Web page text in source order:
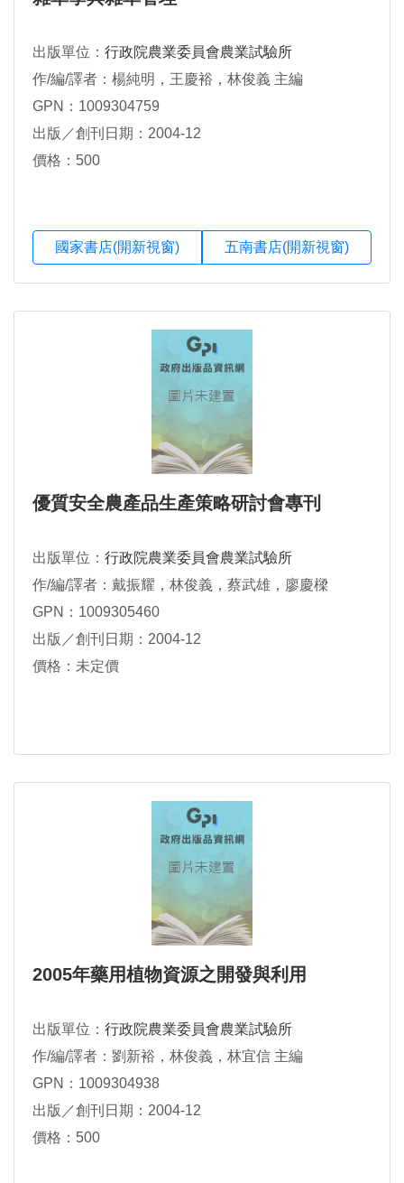
出版單位： 行政院農業委員會農業試驗所
作/編/譯者：楊純明，王慶裕，林俊義 主編
GPN：1009304759
出版／創刊日期：2004-12
價格：500
國家書店(開新視窗) 五南書店(開新視窗)
優質安全農產品生產策略研討會專刊
出版單位： 行政院農業委員會農業試驗所
作/編/譯者：戴振耀，林俊義，蔡武雄，廖慶樑
GPN：1009305460
出版／創刊日期：2004-12
價格：未定價
2005年藥用植物資源之開發與利用
出版單位： 行政院農業委員會農業試驗所
作/編/譯者：劉新裕，林俊義，林宜信 主編
GPN：1009304938
出版／創刊日期：2004-12
價格：500